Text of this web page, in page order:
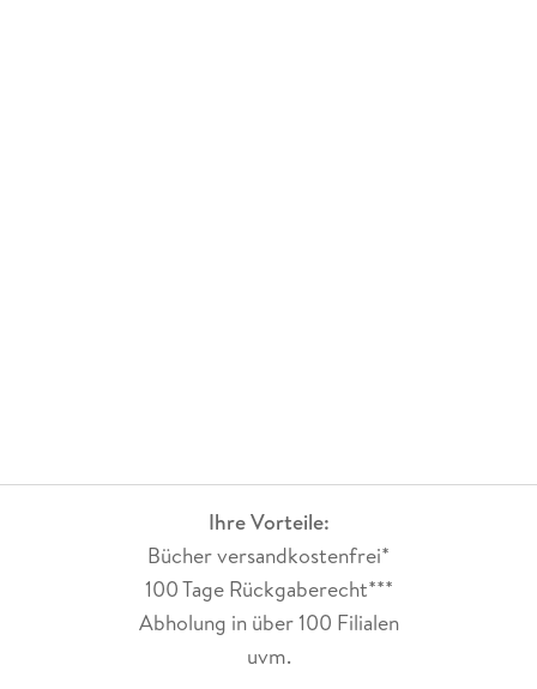
Ihre Vorteile:
Bücher versandkostenfrei*
100 Tage Rückgaberecht***
Abholung in über 100 Filialen
uvm.